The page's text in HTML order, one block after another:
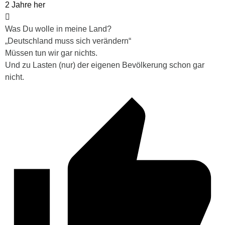
2 Jahre her
Was Du wolle in meine Land?
„Deutschland muss sich verändern“
Müssen tun wir gar nichts.
Und zu Lasten (nur) der eigenen Bevölkerung schon gar
nicht.